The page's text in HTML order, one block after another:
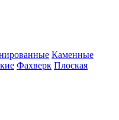
Каменные
Фахверк Плоская